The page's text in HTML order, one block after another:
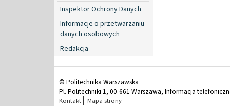
Inspektor Ochrony Danych
Informacje o przetwarzaniu
danych osobowych
Redakcja
© Politechnika Warszawska
Pl. Politechniki 1, 00-661 Warszawa, Informacja
Kontakt Mapa strony